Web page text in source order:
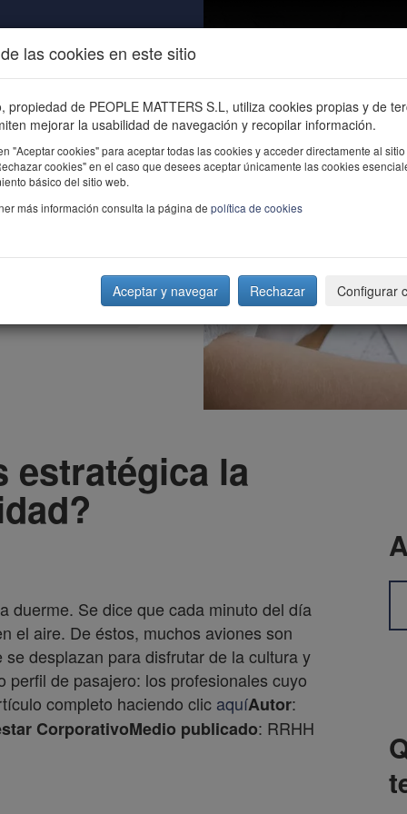
ÚNETE CONTACTO
estratégica la
duerme. Se dice que cada minuto del día
el aire. De éstos, muchos aviones son
desplazan para disfrutar de la cultura y
de pasajero: los profesionales cuyo
completo haciendo clic aquíAutor:
CorporativoMedio publicado: RRHH
las cookies en este sitio
propiedad de PEOPLE MATTERS S.L, utiliza cookies propias y de
mejorar la usabilidad de navegación y recopilar información.
"Aceptar cookies" para aceptar todas las cookies y acceder directamente al
cookies" en el caso que desees aceptar únicamente las cookies
básico del sitio web.
más información consulta la página de política de cookies
Aceptar y navegar Rechazar Configurar